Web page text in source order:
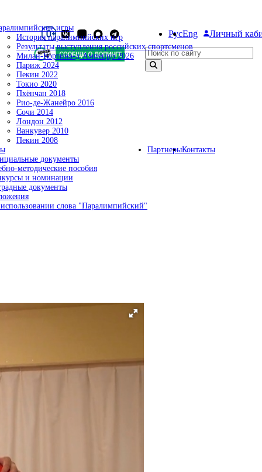
РусEng
Личный
Поиск по сайту
игры
История паралимпийских игр
Результаты выступления российских спортсменов
Милан-Кортина-д`Ампеццо 2026
Париж 2024
Пекин 2022
Токио 2020
Пхёнчан 2018
Рио-де-Жанейро 2016
Сочи 2014
Лондон 2012
Ванкувер 2010
Пекин 2008
документы
методические пособия
и номинации
документы
слова "Паралимпийский"
ПартнерыКонтакты